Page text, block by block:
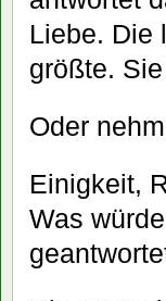
Liebe. Die
größte.
Oder
Einigkeit,
Was